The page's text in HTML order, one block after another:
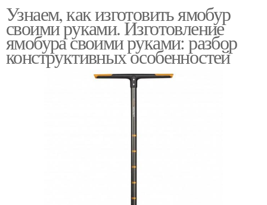
Узнаем, как изготовить ямобур
своими руками. Изготовление
ямобура своими руками: разбор
конструктивных особенностей